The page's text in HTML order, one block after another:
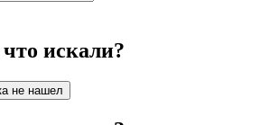
искали?
не нашел